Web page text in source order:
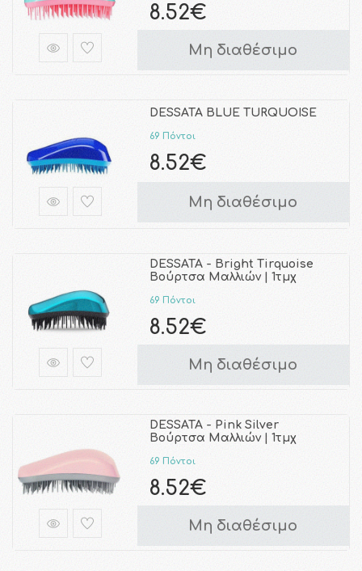
8.52€
Μη διαθέσιμο
DESSATA BLUE TURQUOISE
69 Πόντοι
8.52€
Μη διαθέσιμο
DESSATA - Bright Tirquoise
Βούρτσα Μαλλιών | 1τμχ
69 Πόντοι
8.52€
Μη διαθέσιμο
DESSATA - Pink Silver
Βούρτσα Μαλλιών | 1τμχ
69 Πόντοι
8.52€
Μη διαθέσιμο